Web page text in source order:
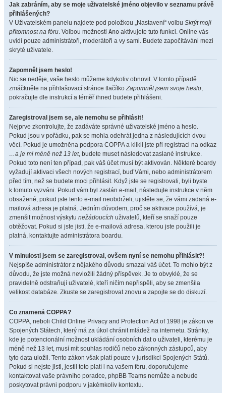
Jak zabráním, aby se moje uživatelské jméno objevilo v seznamu právě
přihlášených?
V Uživatelském panelu najdete pod položkou „Nastavení“ volbu Skrýt moji
přítomnost na fóru. Volbou možnosti Ano aktivujete tuto funkci. Online vás
uvidí pouze administrátoři, moderátoři a vy sami. Budete započítáváni mezi
skryté uživatele.
Zapomněl jsem heslo!
Nic se neděje, vaše heslo můžeme kdykoliv obnovit. V tomto případě
zmáčkněte na přihlašovací stránce tlačítkoZapomněl jsem svoje heslo,
pokračujte dle instrukcí a téměř ihned budete přihlášeni.
Zaregistroval jsem se, ale nemohu se přihlásit!
Nejprve zkontrolujte, že zadáváte správné uživatelské jméno a heslo.
Pokud jsou v pořádku, pak se mohla odehrát jedna z následujících dvou
věcí. Pokud je umožněna podpora COPPA a klikli jste při registraci na odkaz
…a je mi méně než 13 let, budete muset následovat zaslané instrukce.
Pokud toto není ten případ, pak váš účet musí být aktivován. Některé boardy
vyžadují aktivaci všech nových registrací, buď Vámi, nebo administrátorem
před tím, než se budete moci přihlásit. Když jste se registrovali, byli byste
k tomuto vyzváni. Pokud vám byl zaslán e-mail, následujte instrukce v něm
obsažené, pokud jste tento e-mail neobdrželi, ujistěte se, že vámi zadaná e-
mailová adresa je platná. Jedním důvodem, proč se aktivace používá, je
zmenšit možnost výskytu nežádoucích uživatelů, kteří se snaží pouze
obtěžovat. Pokud si jste jisti, že e-mailová adresa, kterou jste použili je
platná, kontaktujte administrátora boardu.
V minulosti jsem se zaregistroval, ovšem nyní se nemohu přihlásit?!
Nejspíše administrátor z nějakého důvodu smazal váš účet. To mohlo být z
důvodu, že jste možná nevložili žádný příspěvek. Je to obvyklé, že se
pravidelně odstraňují uživatelé, kteří ničím nepřispěli, aby se zmenšila
velikost databáze. Zkuste se zaregistrovat znovu a zapojte se do diskuzí.
Co znamená COPPA?
COPPA, neboli Child Online Privacy and Protection Act of 1998 je zákon ve
Spojených Státech, který má za úkol chránit mládež na internetu. Stránky,
kde je potencionální možnost ukládání osobních dat o uživateli, kterému je
méně než 13 let, musí mít souhlas rodičů nebo zákonných zástupců, aby
tyto data uložil. Tento zákon však platí pouze v jurisdikci Spojených Států.
Pokud si nejste jisti, jestli toto platí i na vašem fóru, doporučujeme
kontaktovat vaše právního poradce, phpBB Teams nemůže a nebude
poskytovat právni podporu v jakémkoliv kontextu.